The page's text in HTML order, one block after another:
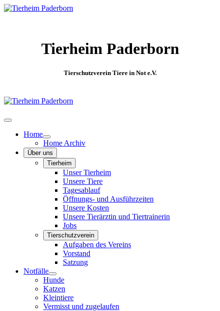
Tierheim Paderborn
Tierschutzverein Tiere in Not e.V.
Home
Home Archiv
Über uns
Tierheim
Unser Tierheim
Unsere Tiere
Tagesablauf
Öffnungs- und Ausführzeiten
Unsere Kosten
Unsere Tierärztin und Tiertrainerin
Jobs
Tierschutzverein
Aufgaben des Vereins
Vorstand
Satzung
Notfälle
Hunde
Katzen
Kleintiere
Vermisst und zugelaufen